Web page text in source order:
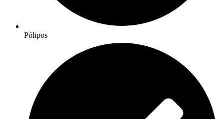
Pólipos